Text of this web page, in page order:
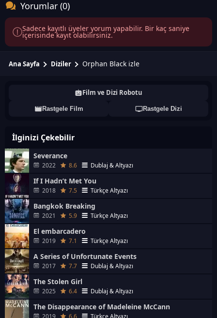
Yorumlar (0)
Sadece kayıtlı üyeler yorum yapabilir. Bir kaç saniye
içerisinde kayıt olabilirsiniz.
Ana Sayfa Diziler Orphan Black izle
Film ve Dizi Robotu
Rastgele Film Rastgele Dizi
İlginizi Çekebilir
Severance
2022 8.6 Dublaj & Altyazı
If I Hadn’t Met You
2018 7.5 Türkçe Altyazı
Bangkok Breaking
2021 5.9 Türkçe Altyazı
El embarcadero
2019 7.1 Türkçe Altyazı
A Series of Unfortunate Events
2017 7.7 Dublaj & Altyazı
The Stolen Girl
2025 6.4 Dublaj & Altyazı
The Disappearance of Madeleine McCann
2019 6.6 Türkçe Altyazı